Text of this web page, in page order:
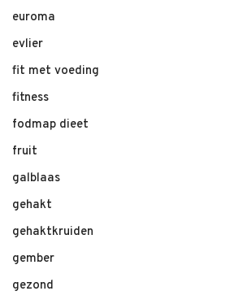
euroma
evlier
fit met voeding
fitness
fodmap dieet
fruit
galblaas
gehakt
gehaktkruiden
gember
gezond